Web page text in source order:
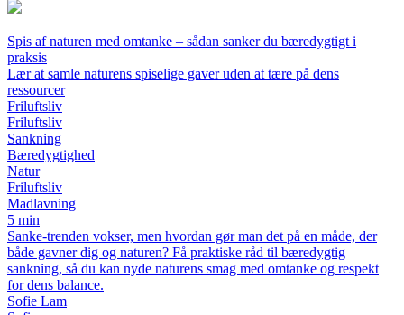
Spis af naturen med omtanke – sådan sanker du bæredygtigt i
praksis
Lær at samle naturens spiselige gaver uden at tære på dens
ressourcer
Friluftsliv
Friluftsliv
Sankning
Bæredygtighed
Natur
Friluftsliv
Madlavning
5 min
Sanke-trenden vokser, men hvordan gør man det på en måde, der
både gavner dig og naturen? Få praktiske råd til bæredygtig
sankning, så du kan nyde naturens smag med omtanke og respekt
for dens balance.
Sofie Lam